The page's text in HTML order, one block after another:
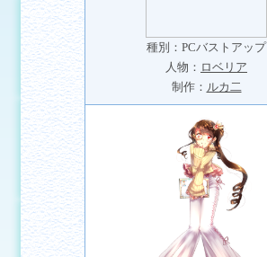
種別：PCバストアップ
人物： ロベリア
制作： ルカ二